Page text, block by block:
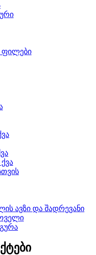
ფილები
ავზი და შადრევანი